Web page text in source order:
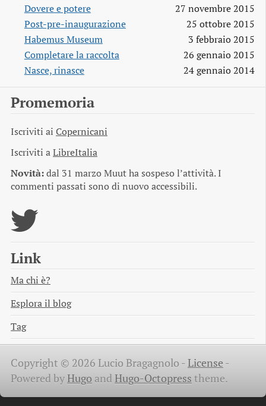
Dovere e potere
27 novembre 2015
Post-pre-inaugurazione
25 ottobre 2015
Habemus Museum
3 febbraio 2015
Completare la raccolta
26 gennaio 2015
Nasce, rinasce
24 gennaio 2014
Promemoria
Iscriviti ai Copernicani
Iscriviti aLibreItalia
Novità:dal 31 marzo Muut ha sospeso l’attività. I
commenti passati sono di nuovo accessibili.
Link
Ma chi è?
Esplora il blog
Tag
Copyright © 2026 Lucio Bragagnolo -License -
Powered byHugo and Hugo-Octopress theme.